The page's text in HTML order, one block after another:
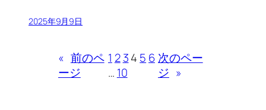
賃
2025年9月9日
« 前のペ
ージ
1 2 34 5 6
… 10
次のペー
ジ »